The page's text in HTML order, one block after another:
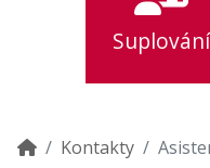
Suplování
Kontakty